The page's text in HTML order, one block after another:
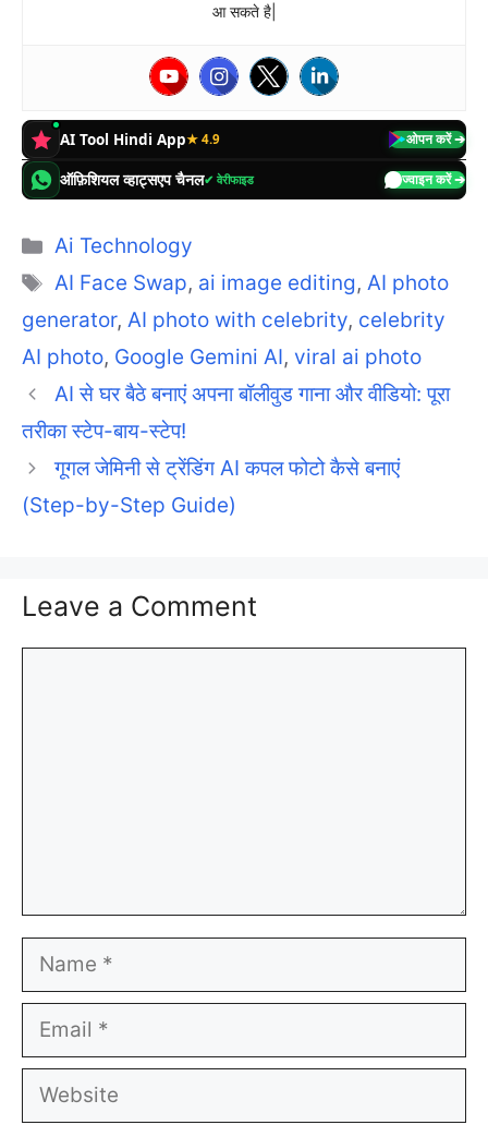
आ सकते है|
AI Tool Hindi App★ 4.9 ओपन करें ➔
ऑफ़िशियल व्हाट्सएप चैनल✔ वेरीफाइड ज्वाइन करें ➔
Categories
Ai Technology
Tags
AI Face Swap, ai image editing,AI photo
generator, AI photo with celebrity, celebrity
AI photo, Google Gemini AI, viral ai photo
AI से घर बैठे बनाएं अपना बॉलीवुड गाना और वीडियो: पूरा
तरीका स्टेप-बाय-स्टेप!
गूगल जेमिनी से ट्रेंडिंग AI कपल फोटो कैसे बनाएं
(Step-by-Step Guide)
Leave a Comment
Name
Email
Website